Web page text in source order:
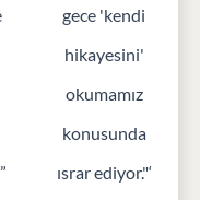
çok
zorlanıyordum.
Şimdi her
gece 'kendi
hikayesini'